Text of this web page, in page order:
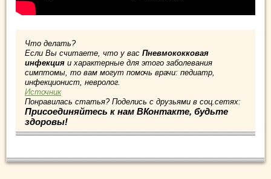
Что делать?
Если Вы считаете, что у вас Пневмококковая
инфекция и характерные для этого заболевания
симптомы, то вам могут помочь врачи: педиатр,
инфекционист, невролог.
Источник
Понравилась статья? Поделись с друзьями в соц.сетях:
Присоединяйтесь к нам ВКонтакте, будьте
здоровы!